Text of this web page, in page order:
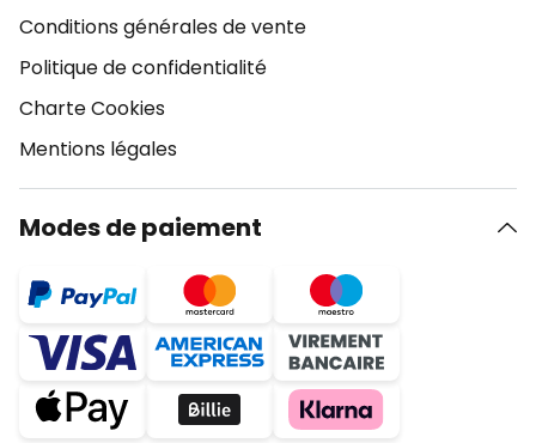
Conditions générales de vente
Politique de confidentialité
Charte Cookies
Mentions légales
Modes de paiement